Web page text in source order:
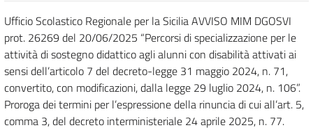
Ufficio Scolastico Regionale per la Sicilia AVVISO MIM DGOSVI
prot. 26269 del 20/06/2025 “Percorsi di specializzazione per le
attività di sostegno didattico agli alunni con disabilità attivati ai
sensi dell’articolo 7 del decreto-legge 31 maggio 2024, n. 71,
convertito, con modificazioni, dalla legge 29 luglio 2024, n. 106”.
Proroga dei termini per l’espressione della rinuncia di cui all’art. 5,
comma 3, del decreto interministeriale 24 aprile 2025, n. 77.